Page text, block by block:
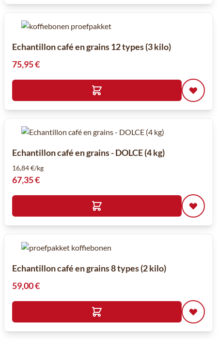
Echantillon café en grains 12 types (3 kilo)
75,95 €
Echantillon café en grains - DOLCE (4 kg)
16,84 €/kg
67,35 €
Echantillon café en grains 8 types (2 kilo)
59,00 €